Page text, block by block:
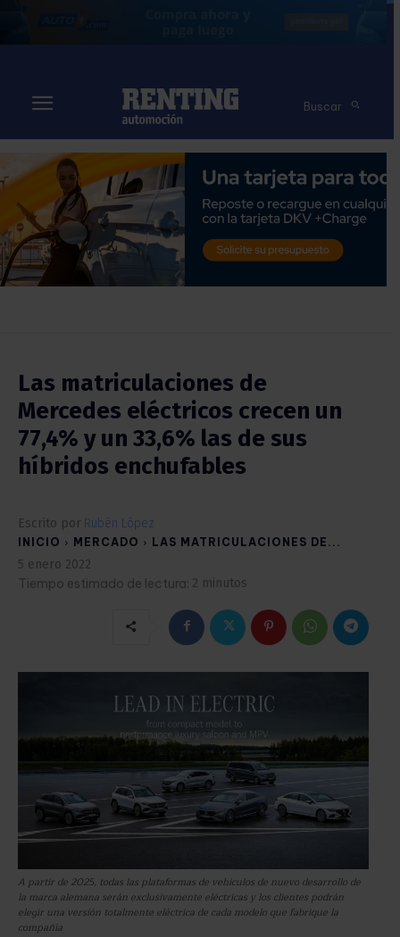
Buscar
Las matriculaciones de
Mercedes eléctricos crecen un
77,4% y un 33,6% las de sus
híbridos enchufables
Escrito por Rubén López
INICIO MERCADO LAS MATRICULACIONES DE...
5 enero 2022
Tiempo estimado de lectura: 2 minutos
A partir de 2025, todas las plataformas de vehículos de nuevo desarrollo de
la marca alemana serán exclusivamente eléctricas y los clientes podrán
elegir una versión totalmente eléctrica de cada modelo que fabrique la
compañía